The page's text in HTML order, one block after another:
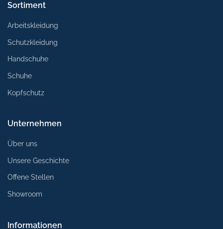
Sortiment
Arbeitskleidung
Schutzkleidung
Handschuhe
Schuhe
Kopfschutz
Unternehmen
Über uns
Unsere Geschichte
Offene Stellen
Showroom
Informationen